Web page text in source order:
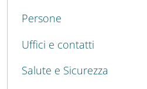
Persone
Uffici e contatti
Salute e Sicurezza